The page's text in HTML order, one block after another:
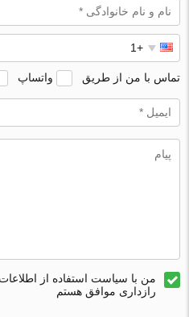
تماس با من از طریق واتساپ
من با سیاست استفاده از
رازداری موافق هستم